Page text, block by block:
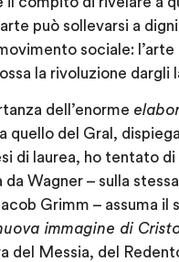
può sollevarsi a
sociale:
la rivoluzione dargli
dell’enorme
del Gral,
di laurea, ho tentato
Wagner – sulla
Grimm – assuma il
immagine di
del Messia, del